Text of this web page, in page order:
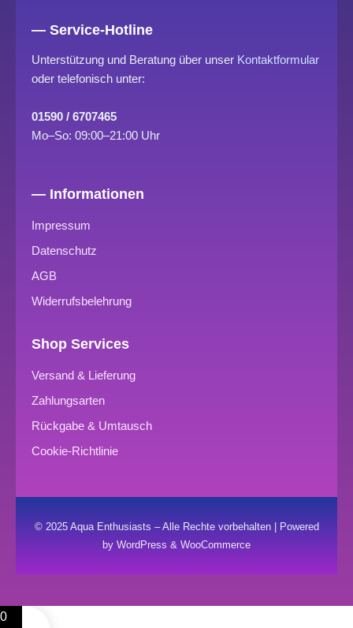
— Service-Hotline
Unterstützung und Beratung über unser Kontaktformular
oder telefonisch unter:
01590 / 6707465
Mo–So: 09:00–21:00 Uhr
— Informationen
Impressum
Datenschutz
AGB
Widerrufsbelehrung
Shop Services
Versand & Lieferung
Zahlungsarten
Rückgabe & Umtausch
Cookie-Richtlinie
© 2025 Aqua Enthusiasts – Alle Rechte vorbehalten | Powered
by WordPress & WooCommerce
0